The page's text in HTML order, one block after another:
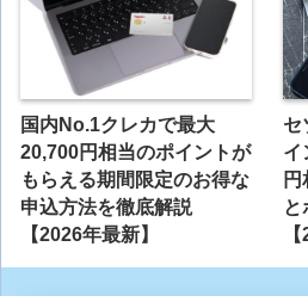
国内No.1クレカで最大
20,700円相当のポイントが
もらえる期間限定のお得な
申込方法を徹底解説
【2026年最新】
セ
イ
と